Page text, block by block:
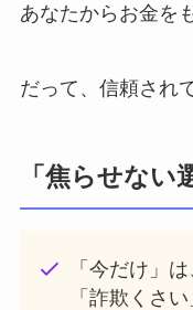
あなたからお金を
だって、信頼され
「焦らせない
「今だけ」
「詐欺くさ